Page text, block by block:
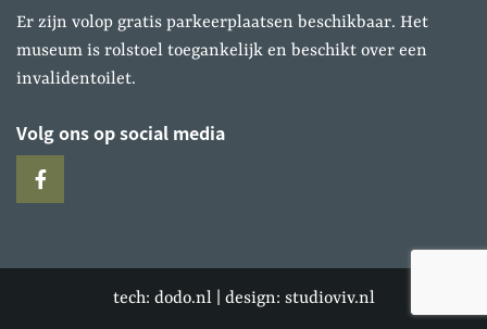
Er zijn volop gratis parkeerplaatsen beschikbaar. Het
museum is rolstoel toegankelijk en beschikt over een
invalidentoilet.
Volg ons op social media
tech: dodo.nl design: studioviv.nl